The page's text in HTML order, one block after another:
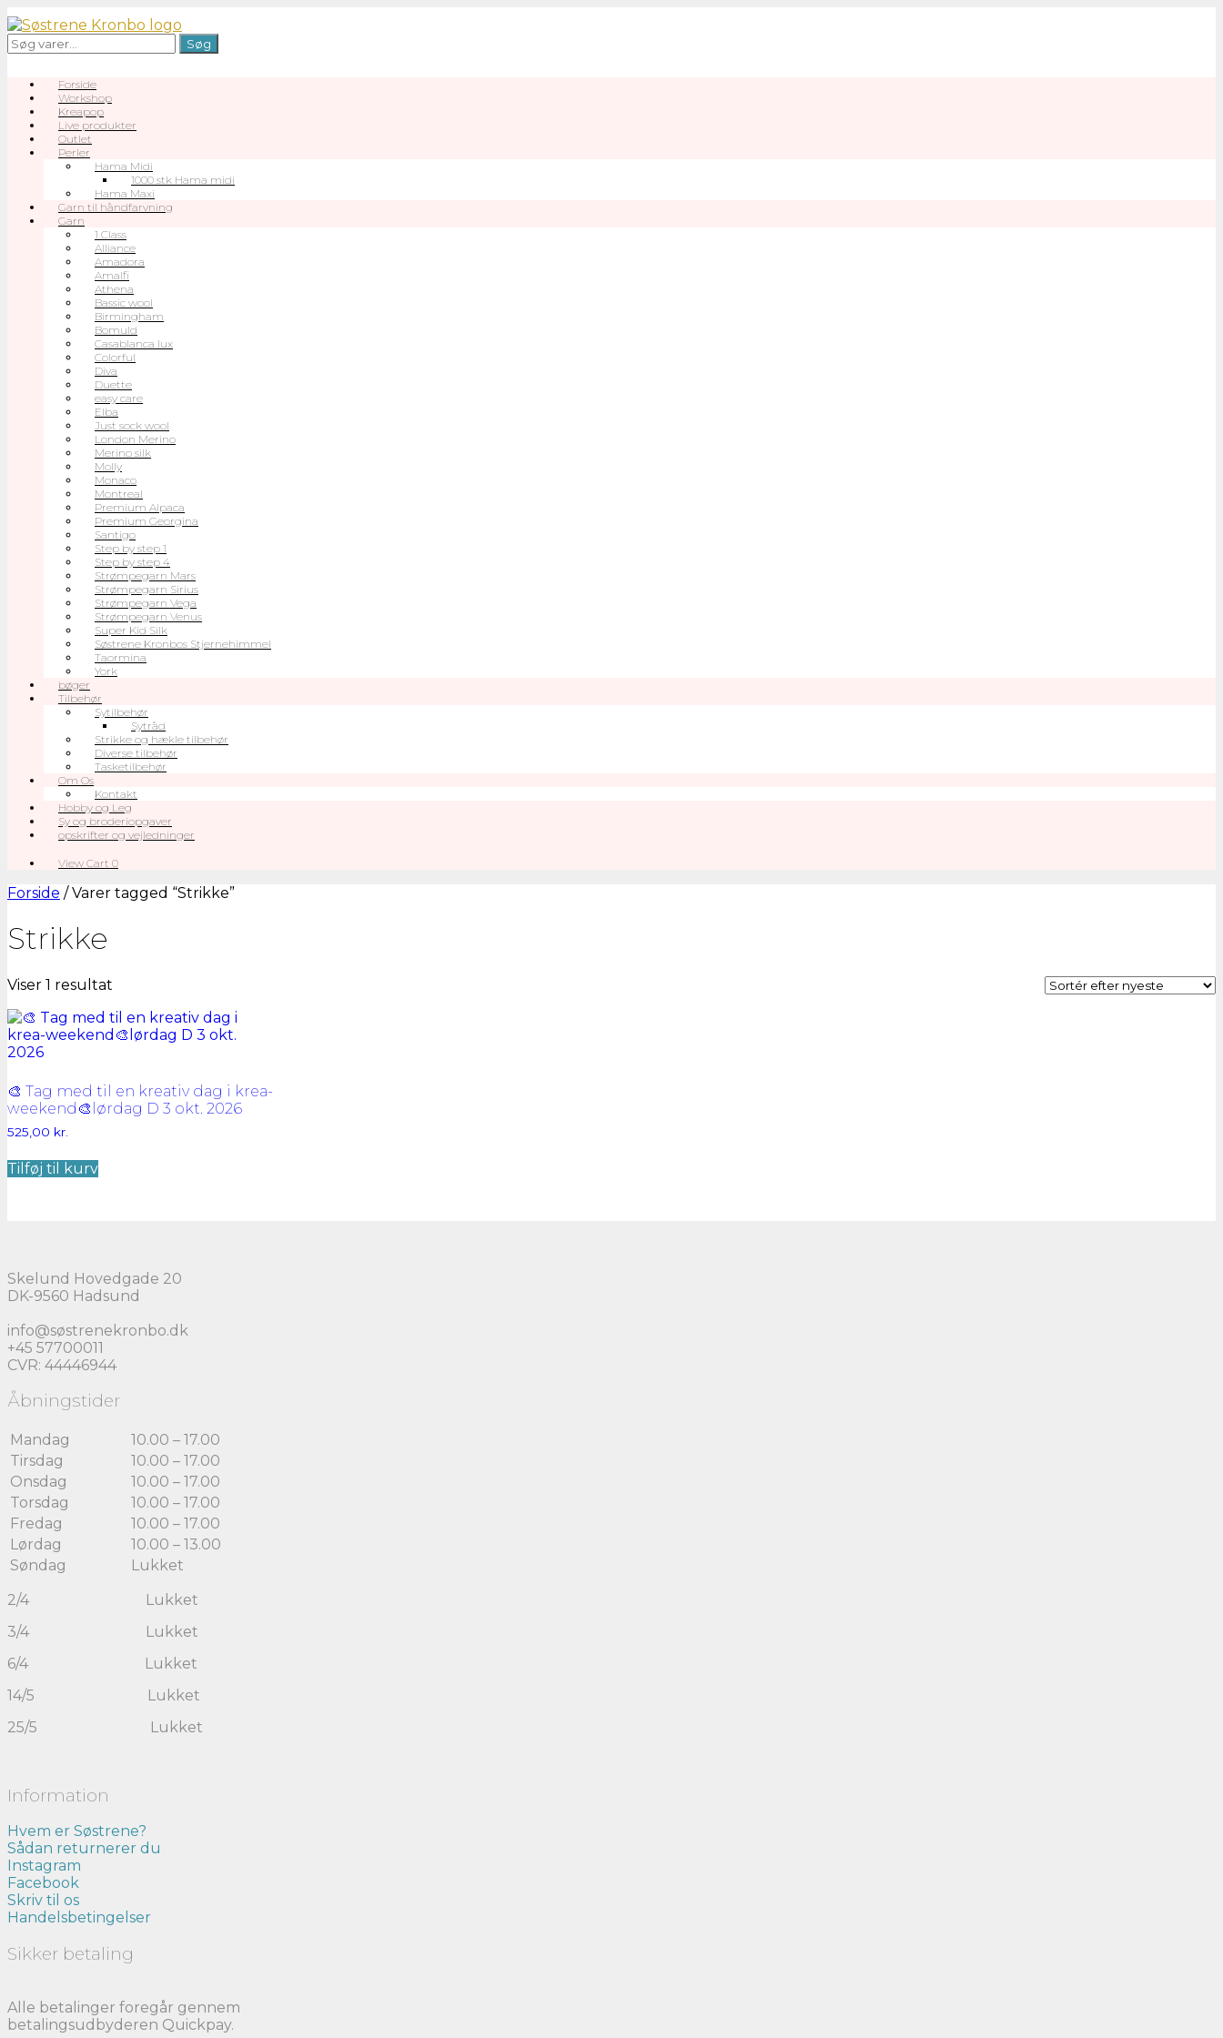
Gå
til
indhold
Søg
efter:
Søg
Forside
Workshop
Kreapop
Live produkter
Outlet
Perler
Hama Midi
1000 stk Hama midi
Hama Maxi
Garn til håndfarvning
Garn
1 Class
Alliance
Amadora
Amalfi
Athena
Bassic wool
Birmingham
Bomuld
Casablanca lux
Colorful
Diva
Duette
easy care
Elba
Just sock wool
London Merino
Merino silk
Molly
Monaco
Montreal
Premium Alpaca
Premium Georgina
Santigo
Step by step 1
Step by step 4
Strømpegarn Mars
Strømpegarn Sirius
Strømpegarn Vega
Strømpegarn Venus
Super Kid Silk
Søstrene Kronbos Stjernehimmel
Taormina
York
bøger
Tilbehør
Sytilbehør
Sytråd
Strikke og hækle tilbehør
Diverse tilbehør
Tasketilbehør
Om Os
Kontakt
Hobby og Leg
Sy og broderiopgaver
opskrifter og vejledninger
View
cart
View Cart 0
Forside / Varer tagged “Strikke”
Strikke
Viser 1 resultat
🎨 Tag med til en kreativ dag i krea-
weekend🎨lørdag D 3 okt. 2026
525,00 kr.
Tilføj til kurv
Skelund Hovedgade 20
DK-9560 Hadsund
info@søstrenekronbo.dk
+45 57700011
CVR: 44446944
Åbningstider
Mandag
10.00 – 17.00
Tirsdag
10.00 – 17.00
Onsdag
10.00 – 17.00
Torsdag
10.00 – 17.00
Fredag
10.00 – 17.00
Lørdag
10.00 – 13.00
Søndag
Lukket
2/4 Lukket
3/4 Lukket
6/4 Lukket
14/5 Lukket
25/5 Lukket
Information
Hvem er Søstrene?
Sådan returnerer du
Instagram
Facebook
Skriv til os
Handelsbetingelser
Sikker betaling
Alle betalinger foregår gennem
betalingsudbyderen Quickpay.